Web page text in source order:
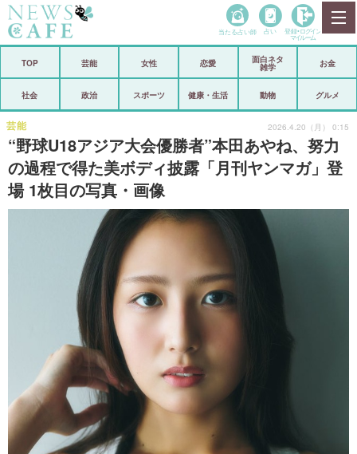
政治
芸能 スポーツ
恋愛
コメントポスト アリ／ナシ
リリース
登録・ログイン/マイルーム
当たる占い師 占い 登録• ログイン
マイルーム
TOP 芸能 女性 恋愛
面白ネタ
雑学
お金
社会 政治 スポーツ 健康・生活 動物 グルメ
“野球U18アジア大会優勝者”本田あやね、努力
の過程で得た美ボディ披露「月刊ヤンマガ」登
場 1枚目の写真・画像
芸能 2026.4.20（月） 0:15